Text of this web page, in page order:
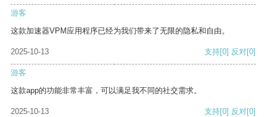
游客
这款加速器VPM应用程序已经为我们带来了无限的隐私和自由。
2025-10-13 支持[0] 反对[0]
游客
这款app的功能非常丰富，可以满足我不同的社交需求。
2025-10-13 支持[0] 反对[0]